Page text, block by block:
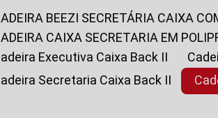
CADEIRA BEEZI SECRETÁRIA CAIXA
CADEIRA CAIXA SECRETARIA EM
Cadeira Executiva Caixa Back II
Cadeira Secretaria Caixa Back II